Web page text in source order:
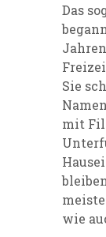
Das
Sie
mit
wie